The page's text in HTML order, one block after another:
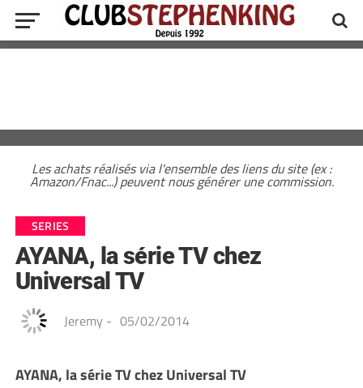
Les achats réalisés via l'ensemble des liens du site (ex :
Amazon/Fnac...) peuvent nous générer une commission.
SERIES
AYANA, la série TV chez
Universal TV
Jeremy - 05/02/2014
AYANA, la série TV chez Universal TV